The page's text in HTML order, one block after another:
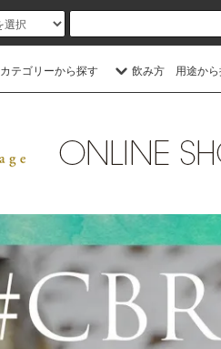
カテゴリーから探す 飲み方 用途から